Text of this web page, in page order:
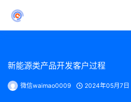
新能源类产品开发客户过程
微信waimao0009 2024年05月7日